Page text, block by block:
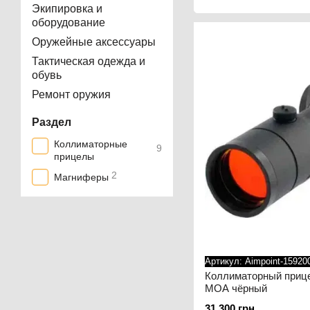
Артикул: Aimpoint-
Коллиматорный
MOA чёрный
Экипировка и
оборудование
Оружейные аксессуары
Тактическая одежда и
обувь
Ремонт оружия
Раздел
Коллиматорные
прицелы
9
Магниферы 2